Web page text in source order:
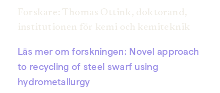
Forskare: Thomas Ottink, doktorand,
institutionen för kemi och kemiteknik
Läs mer om forskningen: Novel approach
to recycling of steel swarf using
hydrometallurgy